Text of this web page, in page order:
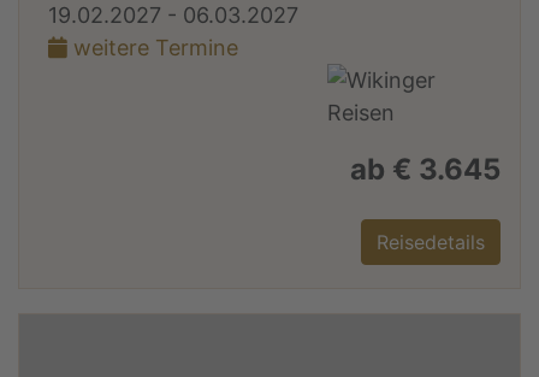
19.02.2027 - 06.03.2027
weitere Termine
ab € 3.645
Reisedetails